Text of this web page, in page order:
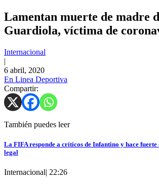
Lamentan muerte de madre
Guardiola, víctima de
Internacional
|
6 abril, 2020
En Linea Deportiva
Compartir:
También puedes leer
La FIFA responde a críticos de Infantino y hace fuerte
legal
Internacional| 22:26